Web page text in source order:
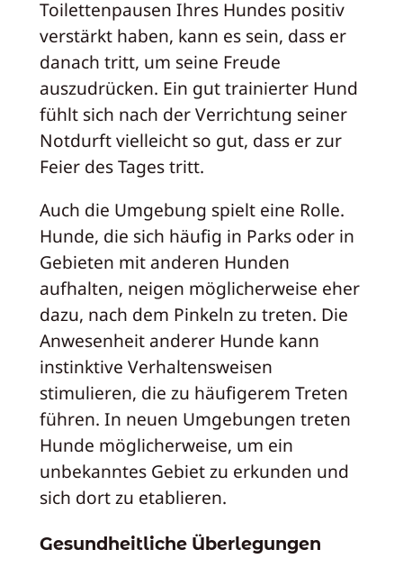
Toilettenpausen Ihres Hundes positiv
verstärkt haben, kann es sein, dass er
danach tritt, um seine Freude
auszudrücken. Ein gut trainierter Hund
fühlt sich nach der Verrichtung seiner
Notdurft vielleicht so gut, dass er zur
Feier des Tages tritt.
Auch die Umgebung spielt eine Rolle.
Hunde, die sich häufig in Parks oder in
Gebieten mit anderen Hunden
aufhalten, neigen möglicherweise eher
dazu, nach dem Pinkeln zu treten. Die
Anwesenheit anderer Hunde kann
instinktive Verhaltensweisen
stimulieren, die zu häufigerem Treten
führen. In neuen Umgebungen treten
Hunde möglicherweise, um ein
unbekanntes Gebiet zu erkunden und
sich dort zu etablieren.
Gesundheitliche Überlegungen